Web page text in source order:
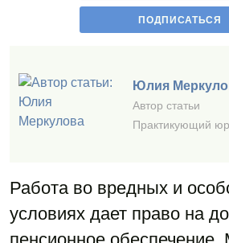
Юлия
Автор статьи
Практикующий
Работа во вредных и
условиях дает право на